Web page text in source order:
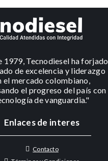
1979, Tecnodiesel ha forjado
de excelencia y liderazgo
el mercado colombiano,
el progreso del país con
de vanguardia."
Enlaces de interes
Contacto